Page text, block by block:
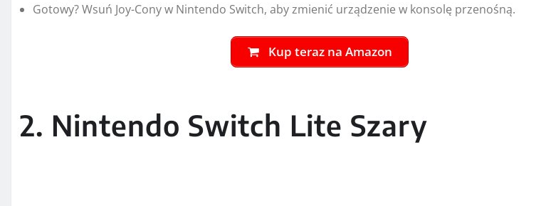
Gotowy? Wsuń Joy-Cony w Nintendo Switch, aby zmienić urządzenie w konsolę przenośną.
Kup teraz na Amazon
2. Nintendo Switch Lite Szary